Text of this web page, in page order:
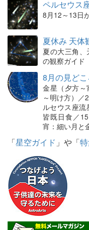
ペルセウス
8月12～13日
夏休み 天体
夏の大三角
の観察ガイド
8月の見どこ
金星（夕方～
～明け方）／
ルセウス座
皆既日食／
宵：細い月と
「星空ガイド 」や「